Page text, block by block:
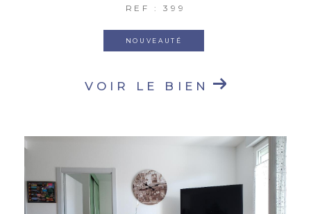
REF : 399
NOUVEAUTÉ
VOIR LE BIEN